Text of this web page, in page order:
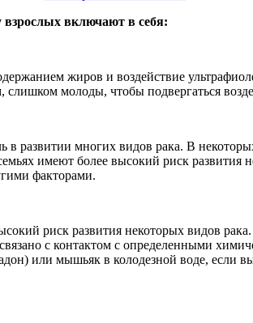
включают в себя:
жиров и воздействие
молоды, чтобы подвергаться
развитии многих видов рака. В
имеют более высокий риск
факторами.
риск развития некоторых видов
с контактом с определенными
или мышьяк в колодезной воде, если